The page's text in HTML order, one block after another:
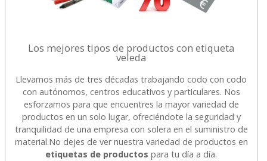
Los mejores tipos de productos con etiqueta
veleda
Llevamos más de tres décadas trabajando codo con codo
con autónomos, centros educativos y particulares. Nos
esforzamos para que encuentres la mayor variedad de
productos en un solo lugar, ofreciéndote la seguridad y
tranquilidad de una empresa con solera en el suministro de
material.No dejes de ver nuestra variedad de productos en
etiquetas de productos para tu día a día.